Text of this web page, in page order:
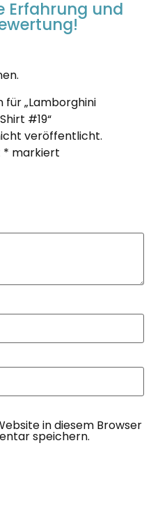
Erfahrung und
für „Lamborghini
#19“
veröffentlicht.
* markiert
in diesem Browser
speichern.